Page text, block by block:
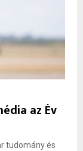
az Év
tudomány és